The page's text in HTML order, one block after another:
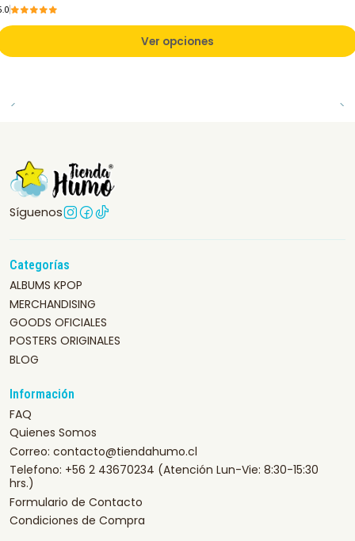
Ver opciones
Síguenos
Categorías
ALBUMS KPOP
MERCHANDISING
GOODS OFICIALES
POSTERS ORIGINALES
BLOG
Información
FAQ
Quienes Somos
Correo: contacto@tiendahumo.cl
Telefono: +56 2 43670234 (Atención Lun-Vie: 8:30-15:30
hrs.)
Formulario de Contacto
Condiciones de Compra